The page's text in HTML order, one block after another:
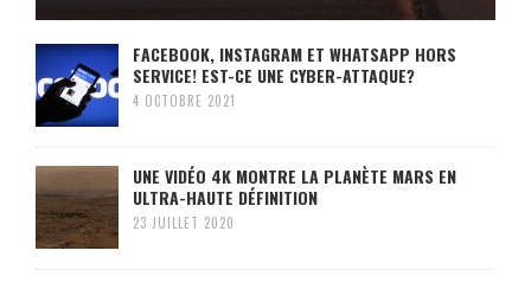
FACEBOOK, INSTAGRAM ET WHATSAPP HORS
SERVICE! EST-CE UNE CYBER-ATTAQUE?
4 OCTOBRE 2021
UNE VIDÉO 4K MONTRE LA PLANÈTE MARS EN
ULTRA-HAUTE DÉFINITION
23 JUILLET 2020